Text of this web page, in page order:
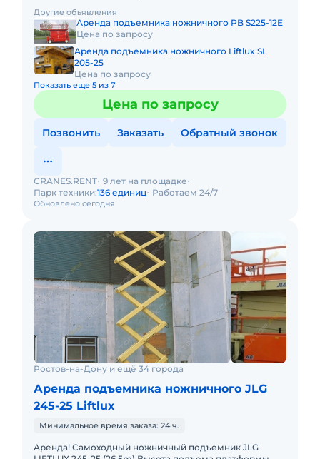
кг - 200 Вес по
Другие объявления
Аренда подъемника ножничного PB S225-12E
Цена по запросу
Аренда подъемника ножничного Liftlux SL
205-25
Цена по запросу
Показать еще 5 из 7
Цена по запросу
Позвонить Заказать Обратный звонок
Обновлено сегодня
CRANES.RENT 9 лет на площадке
Парк техники:136 единиц Работаем 24/7
Ростов-на-Дону и ещё 34 города
Аренда подъемника ножничного JLG
245-25 Liftlux
Минимальное время заказа: 24 ч.
Аренда! Самоходный ножничный подъемник JLG